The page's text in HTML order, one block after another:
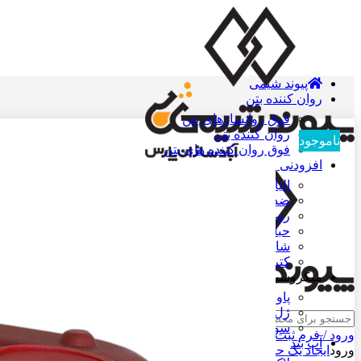
ورود / فرم ثبت نام
ورود ایجاد یک حساب کاربری؟
پیوند شیمی
روان کننده بتن
فوق روانسازهای بتن
روان کننده بتن
فوق روان کننده های بتن
افزودنی بتن
الیاف پلی پروپیلن
ضد یخ بتن
روغن قالب بتن
حباب ساز بتن
شاتکریت
کتراک
میکروسیلیس
پاور ژل میکروسیلیس
ژل میکروسیلیس
سوپر ژل الیافی میکروسیلیس
آب بند
ناموجود